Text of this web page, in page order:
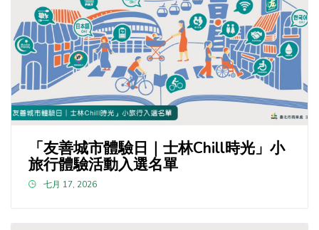
「友善城市體驗日｜士林Chill時光」小
旅行體驗活動入選名單
七月 17, 2026